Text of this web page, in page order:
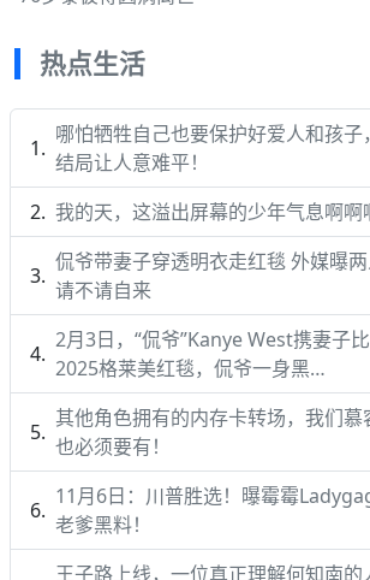
热点生活
哪怕牺牲自己也要保护好爱人和孩子
结局让人意难平！
我的天，这溢出屏幕的少年气息啊啊
侃爷带妻子穿透明衣走红毯 外媒曝
请不请自来
2月3日，“侃爷”Kanye West携妻子
2025格莱美红毯，侃爷一身黑…
其他角色拥有的内存卡转场，我们慕
也必须要有！
11月6日：川普胜选！曝霉霉
老爹黑料！
王子路上线，一位真正理解何知南的